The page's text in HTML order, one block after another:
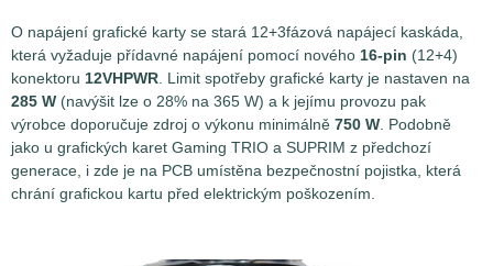
O napájení grafické karty se stará 12+3fázová napájecí kaskáda,
která vyžaduje přídavné napájení pomocí nového 16-pin (12+4)
konektoru 12VHPWR . Limit spotřeby grafické karty je nastaven na
285 W (navýšit lze o 28% na 365 W) a k jejímu provozu pak
výrobce doporučuje zdroj o výkonu minimálně 750 W . Podobně
jako u grafických karet Gaming TRIO a SUPRIM z předchozí
generace, i zde je na PCB umístěna bezpečnostní pojistka, která
chrání grafickou kartu před elektrickým poškozením.